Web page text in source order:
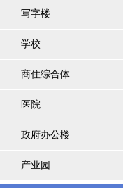
写字楼
学校
商住综合体
医院
政府办公楼
产业园